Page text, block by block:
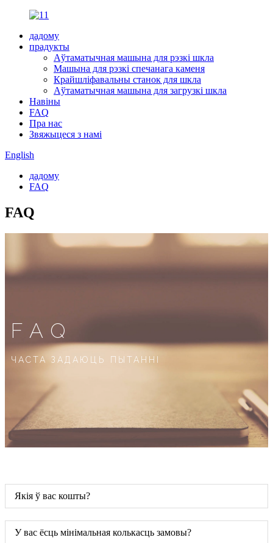
дадому
прадукты
Аўтаматычная машына для рэзкі шкла
Машына для рэзкі спечанага каменя
Крайшліфавальны станок для шкла
Аўтаматычная машына для загрузкі шкла
Навіны
FAQ
Пра нас
Звяжыцеся з намі
English
дадому
FAQ
FAQ
FAQ
ЧАСТА ЗАДАЮЦЬ ПЫТАННІ
Якія ў вас кошты?
У вас ёсць мінімальная колькасць замовы?